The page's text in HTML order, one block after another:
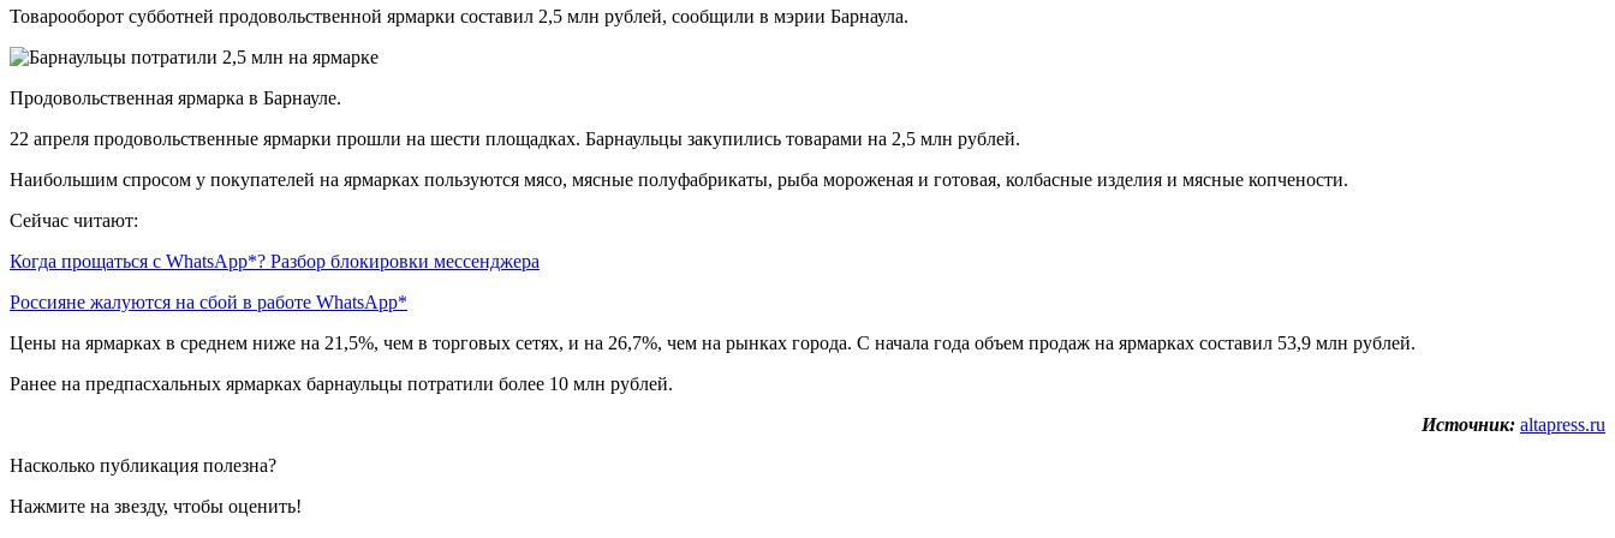
Товарооборот субботней продовольственной ярмарки составил 2,5 млн рублей, сообщили в мэрии Барнаула.
Продовольственная ярмарка в Барнауле.
22 апреля продовольственные ярмарки прошли на шести площадках. Барнаульцы закупились товарами на 2,5 млн рублей.
Наибольшим спросом у покупателей на ярмарках пользуются мясо, мясные полуфабрикаты, рыба мороженая и готовая, колбасные изделия и мясные копчености.
Сейчас читают:
Когда прощаться с WhatsApp*? Разбор блокировки мессенджера
Россияне жалуются на сбой в работе WhatsApp*
Цены на ярмарках в среднем ниже на 21,5%, чем в торговых сетях, и на 26,7%, чем на рынках города. С начала года объем продаж на ярмарках составил 53,9 млн рублей.
Ранее на предпасхальных ярмарках барнаульцы потратили более 10 млн рублей.
Источник: altapress.ru
Насколько публикация полезна?
Нажмите на звезду, чтобы оценить!